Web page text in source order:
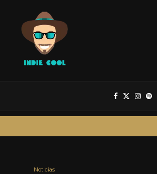
Noticias